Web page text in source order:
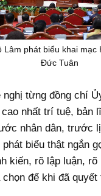
Lâm phát biểu khai mạc
Đức Tuân
nghị từng đồng chí
nhất trí tuệ, bản
nhân dân, trước
biểu thật ngắn
kiến, rõ lập luận, rõ
để khi đã